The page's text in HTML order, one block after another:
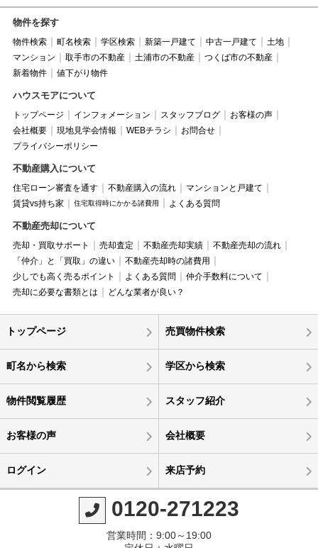
物件を探す
物件検索 町名検索 学区検索 新築一戸建て 中古一戸建て
土地
マンション
取手市の不動産 土浦市の不動産
つくば市の不動産
新着物件
値下がり物件
ハウスモアについて
トップページ インフォメーション スタッフブログ
お客様の声
会社概要
現地見学会情報 WEBチラシ
お問合せ
プライバシーポリシー
不動産購入について
住宅ローン審査を通す 不動産購入の流れ
マンションと戸建て
賃貸vs持ち家
住宅取得時にかかる諸費用 よくある質問
不動産売却について
売却・買取サポート 売却査定 不動産売却実績
不動産売却の流れ
「仲介」と「買取」の違い
不動産売却時の諸費用
少しでも高く売るポイント
よくある質問
仲介手数料について
売却に必要な書類とは
どんな業者が良い？
トップページ 売買物件検索
町名から検索 学区から検索
物件閲覧履歴 スタッフ紹介
お客様の声 会社概要
ログイン 来店予約
0120-271223
営業時間：9:00～19:00